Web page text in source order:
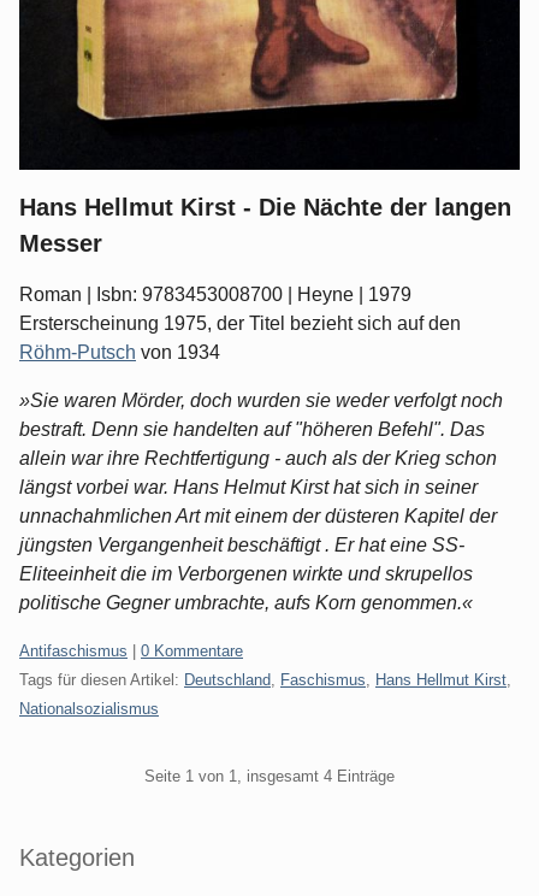
Hans Hellmut Kirst - Die Nächte der langen
Messer
Roman | Isbn: 9783453008700 | Heyne | 1979
Ersterscheinung 1975, der Titel bezieht sich auf den
Röhm-Putsch von 1934
»Sie waren Mörder, doch wurden sie weder verfolgt noch
bestraft. Denn sie handelten auf "höheren Befehl". Das
allein war ihre Rechtfertigung - auch als der Krieg schon
längst vorbei war. Hans Helmut Kirst hat sich in seiner
unnachahmlichen Art mit einem der düsteren Kapitel der
jüngsten Vergangenheit beschäftigt . Er hat eine SS-
Eliteeinheit die im Verborgenen wirkte und skrupellos
politische Gegner umbrachte, aufs Korn genommen.«
Kategorien:
Antifaschismus | 0 Kommentare
Tags für diesen Artikel: Deutschland Faschismus Hans Hellmut Kirst
Nationalsozialismus
Seite 1 von 1, insgesamt 4 Einträge
Seitenleiste
Kategorien